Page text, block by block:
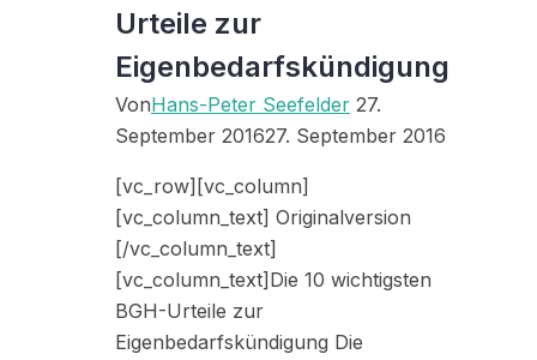
Urteile zur
Eigenbedarfskündigung
VonHans-Peter Seefelder 27.
September 201627. September 2016
[vc_row][vc_column]
[vc_column_text] Originalversion
[/vc_column_text]
[vc_column_text]Die 10 wichtigsten
BGH-Urteile zur
Eigenbedarfskündigung Die